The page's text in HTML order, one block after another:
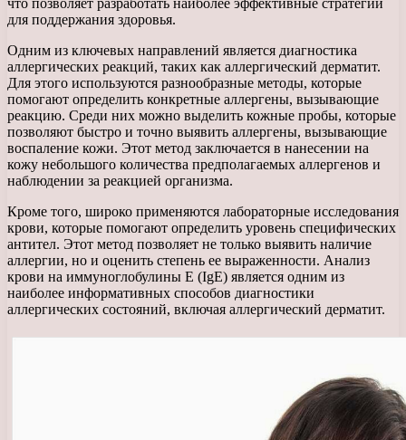
что позволяет разработать наиболее эффективные стратегии
для поддержания здоровья.
Одним из ключевых направлений является диагностика
аллергических реакций, таких как аллергический дерматит.
Для этого используются разнообразные методы, которые
помогают определить конкретные аллергены, вызывающие
реакцию. Среди них можно выделить кожные пробы, которые
позволяют быстро и точно выявить аллергены, вызывающие
воспаление кожи. Этот метод заключается в нанесении на
кожу небольшого количества предполагаемых аллергенов и
наблюдении за реакцией организма.
Кроме того, широко применяются лабораторные исследования
крови, которые помогают определить уровень специфических
антител. Этот метод позволяет не только выявить наличие
аллергии, но и оценить степень ее выраженности. Анализ
крови на иммуноглобулины E (IgE) является одним из
наиболее информативных способов диагностики
аллергических состояний, включая аллергический дерматит.